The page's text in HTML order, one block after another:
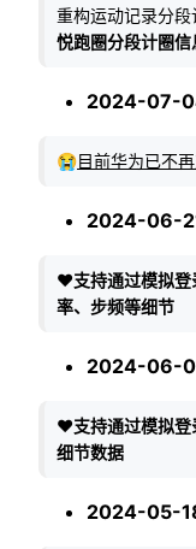
重构运动记录分段
悦跑圈分段计圈
2024-07-
😭目前华为已不
2024-06-
❤️支持通过模拟
率、步频等细节
2024-06-
❤️支持通过模拟
细节数据
2024-05-